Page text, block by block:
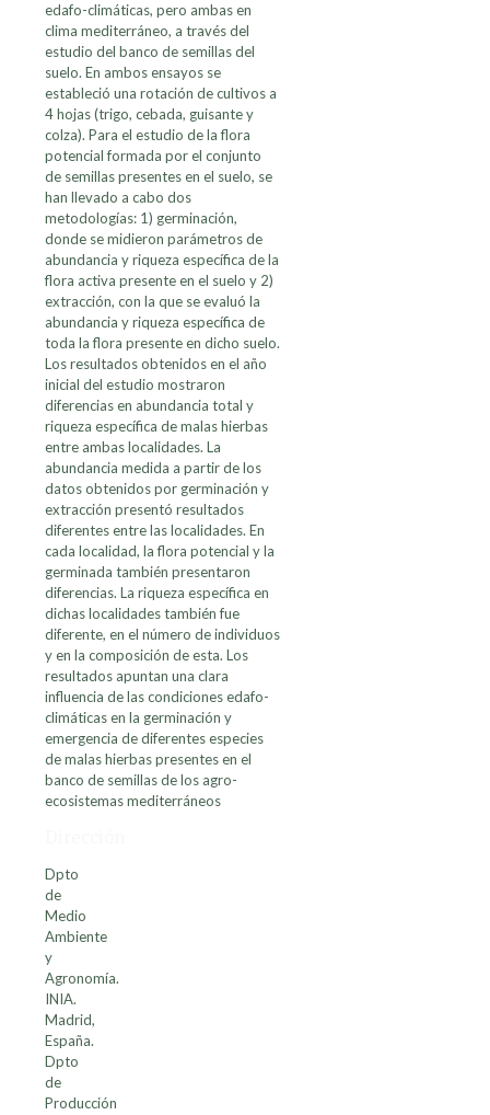
edafo-climáticas, pero ambas en
clima mediterráneo, a través del
estudio del banco de semillas del
suelo. En ambos ensayos se
estableció una rotación de cultivos a
4 hojas (trigo, cebada, guisante y
colza). Para el estudio de la flora
potencial formada por el conjunto
de semillas presentes en el suelo, se
han llevado a cabo dos
metodologías: 1) germinación,
donde se midieron parámetros de
abundancia y riqueza específica de la
flora activa presente en el suelo y 2)
extracción, con la que se evaluó la
abundancia y riqueza específica de
toda la flora presente en dicho suelo.
Los resultados obtenidos en el año
inicial del estudio mostraron
diferencias en abundancia total y
riqueza específica de malas hierbas
entre ambas localidades. La
abundancia medida a partir de los
datos obtenidos por germinación y
extracción presentó resultados
diferentes entre las localidades. En
cada localidad, la flora potencial y la
germinada también presentaron
diferencias. La riqueza específica en
dichas localidades también fue
diferente, en el número de individuos
y en la composición de esta. Los
resultados apuntan una clara
influencia de las condiciones edafo-
climáticas en la germinación y
emergencia de diferentes especies
de malas hierbas presentes en el
banco de semillas de los agro-
ecosistemas mediterráneos
Dpto
de
Medio
Ambiente
y
Agronomía.
INIA.
Madrid,
España.
Dpto
de
Producción